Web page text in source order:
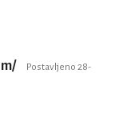
Postavljeno 28-